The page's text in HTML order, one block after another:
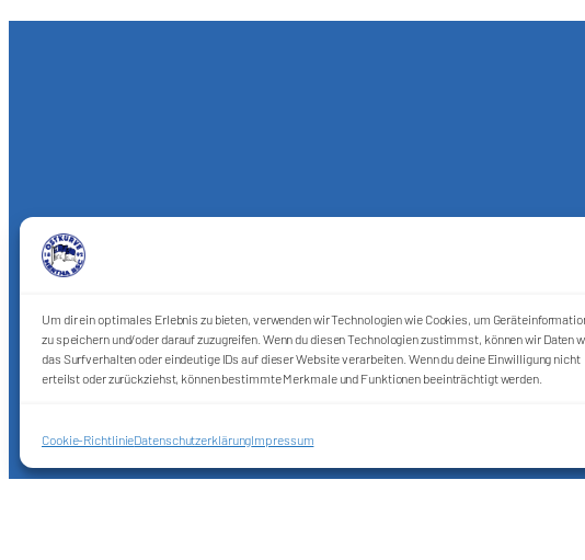
Um dir ein optimales Erlebnis zu bieten, verwenden wir Technologien wie Cookies, um
zu speichern und/oder darauf zuzugreifen. Wenn du diesen Technologien zustimmst, können wir Daten
das Surfverhalten oder eindeutige IDs auf dieser Website verarbeiten. Wenn du deine Einwilligung nicht
erteilst oder zurückziehst, können bestimmte Merkmale und Funktionen beeinträchtigt werden.
Cookie-RichtlinieDatenschutzerklärungImpressum